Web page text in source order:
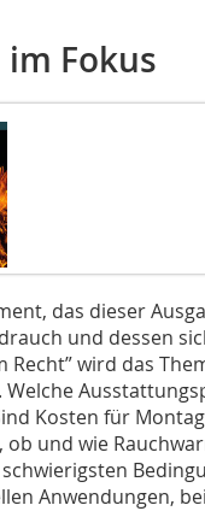
Fokus
das dieser
und dessen
Recht” wird das
Kosten für
und wie
Anwendungen,